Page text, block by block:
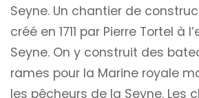
Seyne. Un chantier de
créé en 1711 par Pierre Tortel à
Seyne. On y construit des
rames pour la Marine royale
les pêcheurs de la Seyne. Les